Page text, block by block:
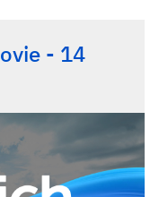
- 14